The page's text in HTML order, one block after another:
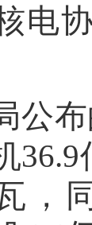
电
公
，